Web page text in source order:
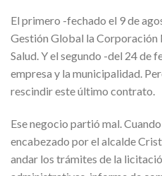
El primero -fechado el 9 de
Gestión Global la Corporación
Salud. Y el segundo -del 24 de
empresa y la municipalidad.
rescindir este último contrato.
Ese negocio partió mal.
encabezado por el alcalde
andar los trámites de la